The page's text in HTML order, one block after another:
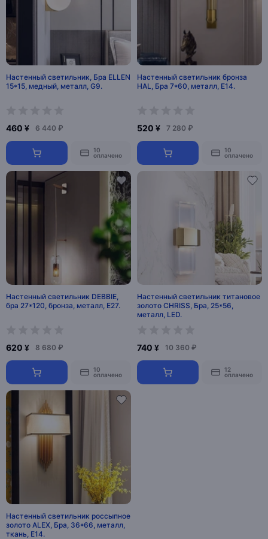
Настенный светильник, Бра ELLEN
15*15, медный, металл, G9.
460 ¥ 6 440 ₽
10
оплачено
Настенный светильник бронза
HAL, Бра 7*60, металл, Е14.
520 ¥ 7 280 ₽
10
оплачено
Настенный светильник DEBBIE,
бра 27*120, бронза, металл, Е27.
620 ¥ 8 680 ₽
10
оплачено
Настенный светильник титановое
золото CHRISS, Бра, 25*56,
металл, LED.
740 ¥ 10 360 ₽
12
оплачено
Настенный светильник россыпное
золото ALEX, Бра, 36*66, металл,
ткань, E14.